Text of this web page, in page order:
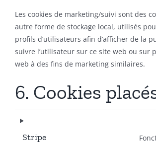
Les cookies de marketing/suivi sont des
autre forme de stockage local, utilisés
profils d’utilisateurs afin d’afficher de la
suivre l’utilisateur sur ce site web ou sur
web à des fins de marketing similaires.
6. Cookies
Stripe